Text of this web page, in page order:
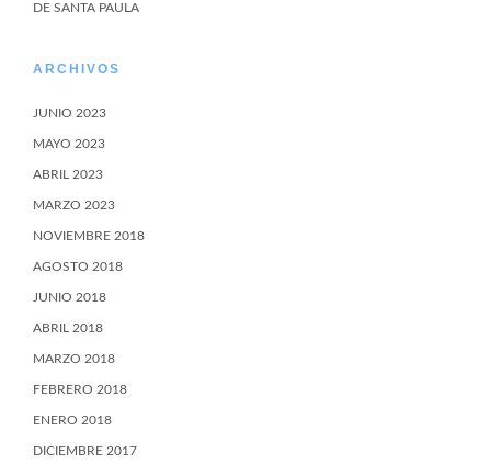
DE SANTA PAULA
ARCHIVOS
JUNIO 2023
MAYO 2023
ABRIL 2023
MARZO 2023
NOVIEMBRE 2018
AGOSTO 2018
JUNIO 2018
ABRIL 2018
MARZO 2018
FEBRERO 2018
ENERO 2018
DICIEMBRE 2017